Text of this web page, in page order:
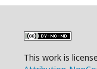
This work is